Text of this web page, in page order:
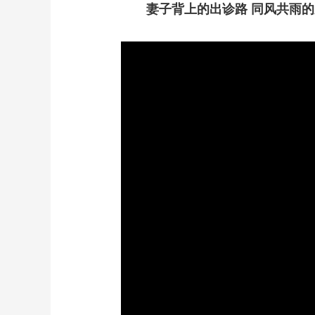
妻子背上的出诊路 同风共雨的